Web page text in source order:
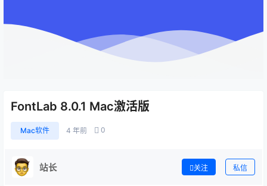
FontLab 8.0.1 Mac激活版
Mac软件 4 年前 0
站长 关注 私信